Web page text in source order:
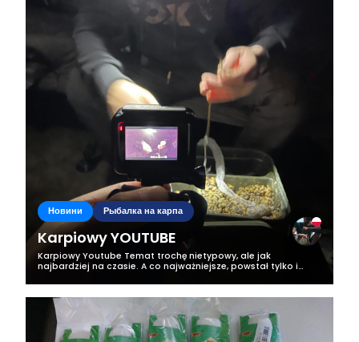
Новини Рыбалка на карпа
Karpiowy YOUTUBE
Karpiowy Youtube Temat trochę nietypowy, ale jak
najbardziej na czasie. A co najważniejsze, powstał tylko i
pytaniami odnośnie tego, co...